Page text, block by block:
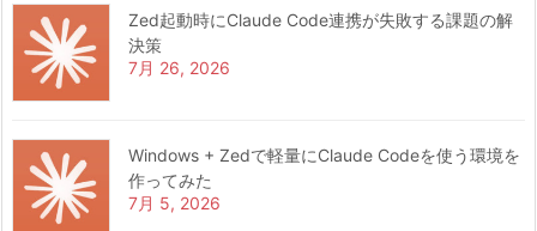
Zed起動時にClaude Code連携が失敗する課題の解
決策
7月 26, 2026
Windows + Zedで軽量にClaude Codeを使う環境を
作ってみた
7月 5, 2026